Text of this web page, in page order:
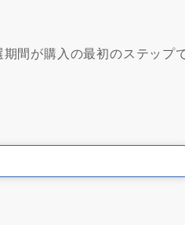
間が購入の最初のステップ